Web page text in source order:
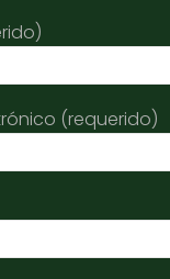
(requerido)